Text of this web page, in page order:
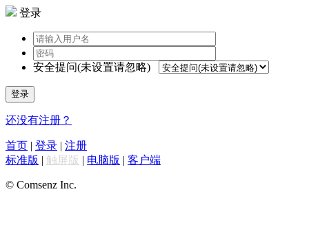
登录
安全提问(未设置请忽略)
登录
还没有注册？
首页 | 登录 | 注册
标准版 | 触屏版 | 电脑版 | 客户端
© Comsenz Inc.